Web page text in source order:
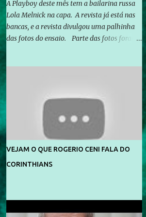
A Playboy deste mês tem a bailarina russa
Lola Melnick na capa. A revista já está nas
bancas, e a revista divulgou uma palhinha
das fotos do ensaio. Parte das fotos foram
divulga capa e primeiras fotos de Lola
Melnick - @aredacao
VEJAM O QUE ROGERIO CENI FALA DO
CORINTHIANS